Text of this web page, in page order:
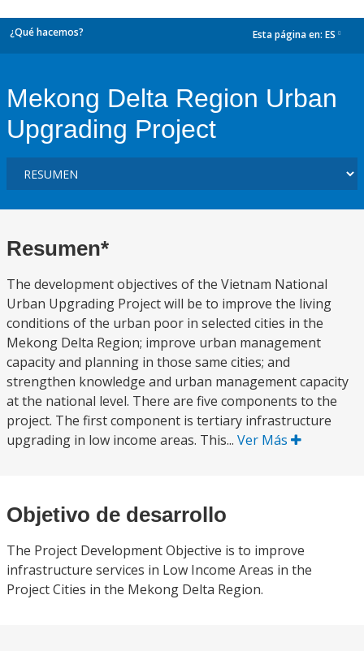
¿Qué hacemos? Esta página en: ES
Mekong Delta Region Urban
Upgrading Project
Resumen*
The development objectives of the Vietnam National
Urban Upgrading Project will be to improve the living
conditions of the urban poor in selected cities in the
Mekong Delta Region; improve urban management
capacity and planning in those same cities; and
strengthen knowledge and urban management capacity
at the national level. There are five components to the
project. The first component is tertiary infrastructure
upgrading in low income areas. This... Ver Más
Objetivo de desarrollo
The Project Development Objective is to improve
infrastructure services in Low Income Areas in the
Project Cities in the Mekong Delta Region.